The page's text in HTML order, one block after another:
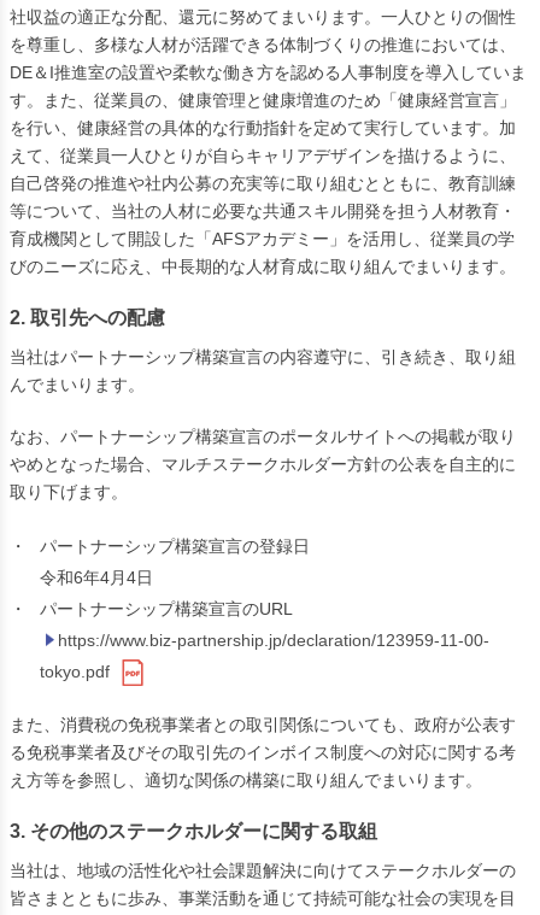
社収益の適正な分配、還元に努めてまいります。一人ひとりの個性
を尊重し、多様な人材が活躍できる体制づくりの推進においては、
DE＆I推進室の設置や柔軟な働き方を認める人事制度を導入していま
す。また、従業員の、健康管理と健康増進のため「健康経営宣言」
を行い、健康経営の具体的な行動指針を定めて実行しています。加
えて、従業員一人ひとりが自らキャリアデザインを描けるように、
自己啓発の推進や社内公募の充実等に取り組むとともに、教育訓練
等について、当社の人材に必要な共通スキル開発を担う人材教育・
育成機関として開設した「AFSアカデミー」を活用し、従業員の学
びのニーズに応え、中長期的な人材育成に取り組んでまいります。
2. 取引先への配慮
当社はパートナーシップ構築宣言の内容遵守に、引き続き、取り組
んでまいります。
なお、パートナーシップ構築宣言のポータルサイトへの掲載が取り
やめとなった場合、マルチステークホルダー方針の公表を自主的に
取り下げます。
・
パートナーシップ構築宣言の登録日
令和6年4月4日
・
パートナーシップ構築宣言のURL
https://www.biz-partnership.jp/declaration/123959-11-00-
tokyo.pdf
また、消費税の免税事業者との取引関係についても、政府が公表す
る免税事業者及びその取引先のインボイス制度への対応に関する考
え方等を参照し、適切な関係の構築に取り組んでまいります。
3. その他のステークホルダーに関する取組
当社は、地域の活性化や社会課題解決に向けてステークホルダーの
皆さまとともに歩み、事業活動を通じて持続可能な社会の実現を目